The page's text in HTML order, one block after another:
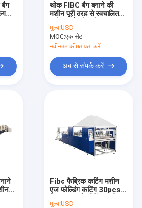
बैग
थोक FIBC बैग बनाने की
मशीन पूरी तरह से स्वचालित
मूल्य:USD
MOQ:एक सेट
नवीनतम कीमत पता करें
अब से संपर्क करें
Fibc फैब्रिक कटिंग मशीन
एज फोल्डिंग कटिंग 30pcs
मूल्य:USD